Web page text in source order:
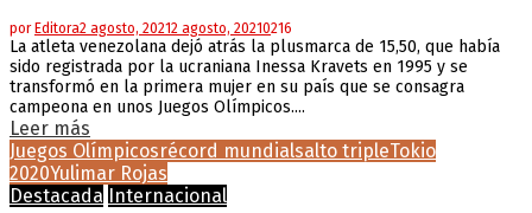
por Editora2 agosto, 20212 agosto, 20210216
La atleta venezolana dejó atrás la plusmarca de 15,50, que había
sido registrada por la ucraniana Inessa Kravets en 1995 y se
transformó en la primera mujer en su país que se consagra
campeona en unos Juegos Olímpicos....
Leer más
Juegos Olímpicosrécord mundialsalto tripleTokio
2020Yulimar Rojas
Destacada Internacional